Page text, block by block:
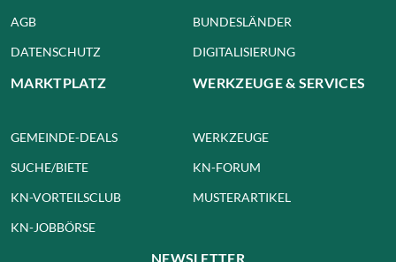
AGB
DATENSCHUTZ
BUNDESLÄNDER
DIGITALISIERUNG
MARKTPLATZ
GEMEINDE-DEALS
SUCHE/BIETE
KN-VORTEILSCLUB
KN-JOBBÖRSE
WERKZEUGE & SERVICES
WERKZEUGE
KN-FORUM
MUSTERARTIKEL
NEWSLETTER